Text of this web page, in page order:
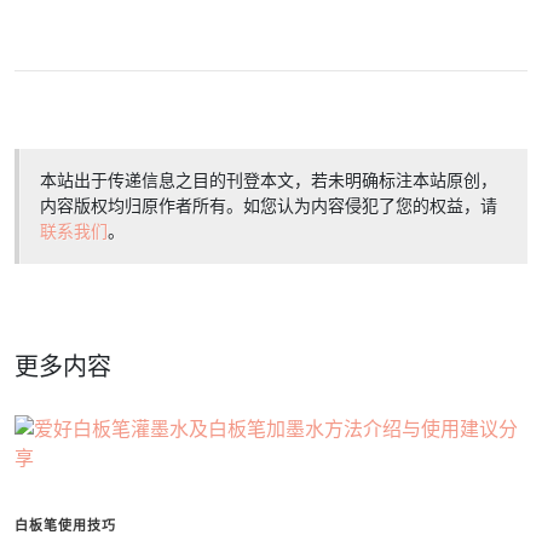
本站出于传递信息之目的刊登本文，若未明确标注本站原创，
内容版权均归原作者所有。如您认为内容侵犯了您的权益，请
联系我们。
更多内容
白板笔使用技巧